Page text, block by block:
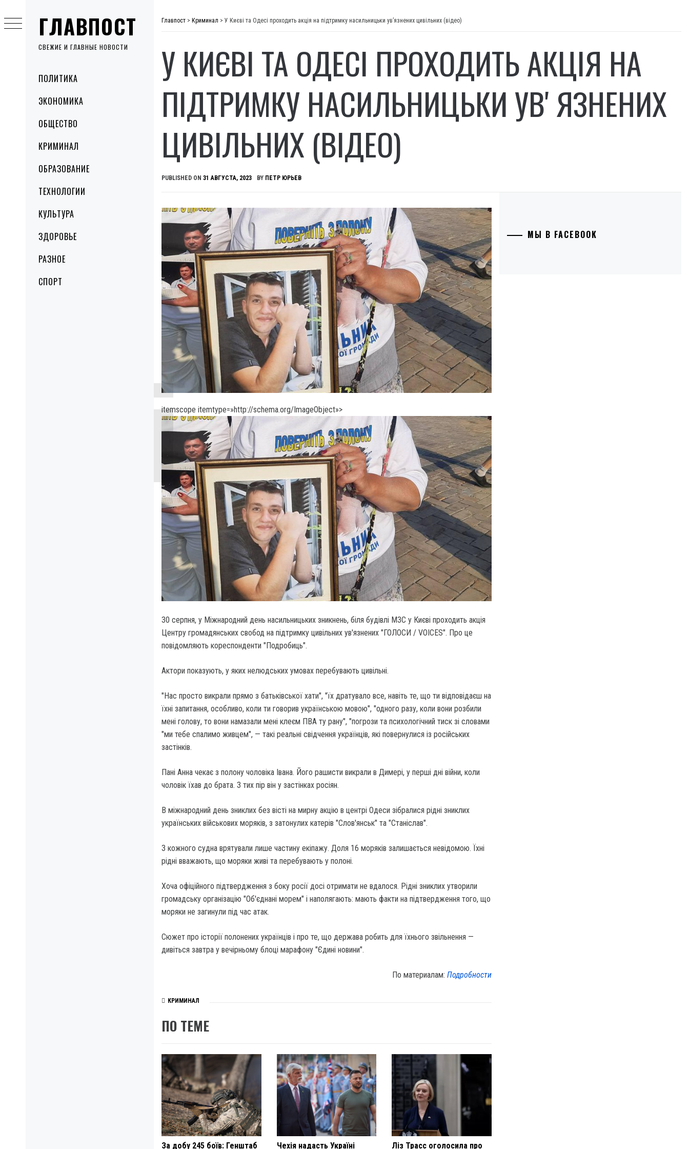
ГЛАВПОСТ
СВЕЖИЕ И ГЛАВНЫЕ НОВОСТИ
MenuПОЛИТИКА
ЭКОНОМИКА
ОБЩЕСТВО
КРИМИНАЛ
ОБРАЗОВАНИЕ
ТЕХНОЛОГИИ
КУЛЬТУРА
ЗДОРОВЬЕ
РАЗНОЕ
СПОРТ
to
content
Главпост > Криминал > У Києві та Одесі проходить акція на підтримку насильницьки увʼязнених цивільних (відео)
У КИЄВІ ТА ОДЕСІ ПРОХОДИТЬ АКЦІЯ НА
ПІДТРИМКУ НАСИЛЬНИЦЬКИ УВʼЯЗНЕНИХ
ЦИВІЛЬНИХ (ВІДЕО)
PUBLISHED ON 31 АВГУСТА, 2023 BY ПЕТР ЮРЬЕВ
itemscope itemtype=»http://schema.org/ImageObject»>
30 серпня, у Міжнародний день насильницьких зникнень, біля будівлі МЗС у Києві проходить акція
Центру громадянських свобод на підтримку цивільних ув'язнених "ГОЛОСИ / VOICES". Про це
повідомляють кореспонденти "Подробиць".
Актори показують, у яких нелюдських умовах перебувають цивільні.
"Нас просто викрали прямо з батьківської хати", "їх дратувало все, навіть те, що ти відповідаєш на
їхні запитання, особливо, коли ти говорив українською мовою", "одного разу, коли вони розбили
мені голову, то вони намазали мені клеєм ПВА ту рану", "погрози та психологічний тиск зі словами
"ми тебе спалимо живцем", — такі реальні свідчення українців, які повернулися із російських
застінків.
Пані Анна чекає з полону чоловіка Івана. Його рашисти викрали в Димері, у перші дні війни, коли
чоловік їхав до брата. З тих пір він у застінках росіян.
В міжнародний день зниклих без вісті на мирну акцію в центрі Одеси зібралися рідні зниклих
українських військових моряків, з затонулих катерів "Слов'янськ" та "Станіслав".
З кожного судна врятували лише частину екіпажу. Доля 16 моряків залишається невідомою. Їхні
рідні вважають, що моряки живі та перебувають у полоні.
Хоча офіційного підтвердження з боку росії досі отримати не вдалося. Рідні зниклих утворили
громадську організацію "Об'єднані морем" і наполягають: мають факти на підтвердження того, що
моряки не загинули під час атак.
Сюжет про історії полонених українців і про те, що держава робить для їхнього звільнення —
дивіться завтра у вечірньому блоці марафону "Єдині новини".
По материалам:Подробности
КРИМИНАЛ
ПО ТЕМЕ
За добу 245 боїв: Генштаб
Чехія надасть Україні
Ліз Трасс оголосила про
МЫ В FACEBOOK